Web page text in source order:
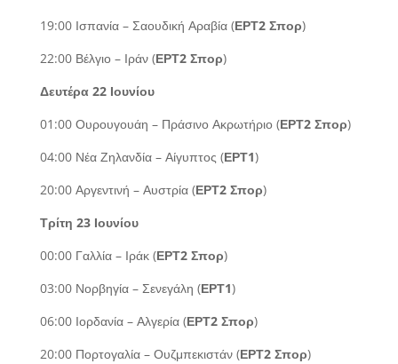
19:00 Ισπανία – Σαουδική Αραβία (ΕΡΤ2 Σπορ)
22:00 Βέλγιο – Ιράν (ΕΡΤ2 Σπορ)
Δευτέρα 22 Ιουνίου
01:00 Ουρουγουάη – Πράσινο Ακρωτήριο (ΕΡΤ2 Σπορ)
04:00 Νέα Ζηλανδία – Αίγυπτος (ΕΡΤ1)
20:00 Αργεντινή – Αυστρία (ΕΡΤ2 Σπορ)
Τρίτη 23 Ιουνίου
00:00 Γαλλία – Ιράκ (ΕΡΤ2 Σπορ)
03:00 Νορβηγία – Σενεγάλη (ΕΡΤ1)
06:00 Ιορδανία – Αλγερία (ΕΡΤ2 Σπορ)
20:00 Πορτογαλία – Ουζμπεκιστάν (ΕΡΤ2 Σπορ)